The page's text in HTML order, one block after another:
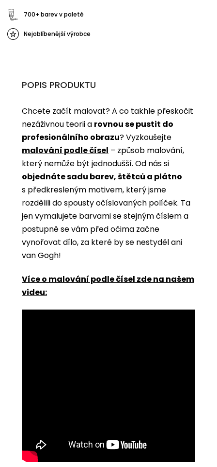
700+ barev v paletě
Nejoblíbenější výrobce
POPIS PRODUKTU
Chcete začít malovat? A co takhle přeskočit
nezáživnou teorii a rovnou se pustit do
profesionálního obrazu? Vyzkoušejte
malování podle čísel ­­– způsob malování,
který nemůže být jednodušší. Od nás si
objednáte sadu barev, štětců a plátno
s předkresleným motivem, který jsme
rozdělili do spousty očíslovaných políček. Ta
jen vymalujete barvami se stejným číslem a
postupně se vám před očima začne
vynořovat dílo, za které by se nestyděl ani
van Gogh!
Více o malování podle čísel zde na našem
videu: